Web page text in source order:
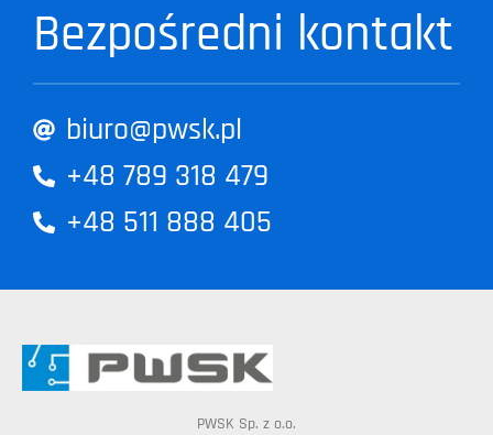
Bezpośredni kontakt
biuro@pwsk.pl
+48 789 318 479
+48 511 888 405
PWSK Sp. z o.o.